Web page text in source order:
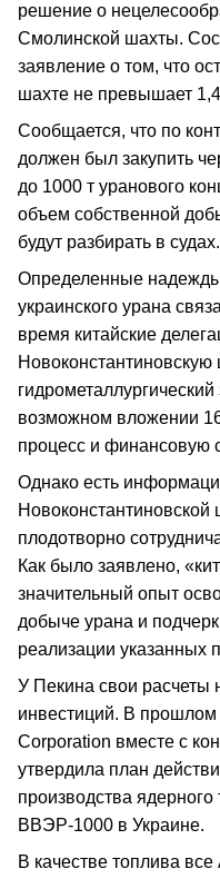
решение о
Смолинской шахты.
заявление о том, что
шахте не превышает
Сообщается, что по
должен был закупить
до 1000 т уранового
объем собственной
будут разбирать в судах.
Определенные
украинского урана
время китайские
Новоконстантиновскую
возможном вложении
процесс и финансовую
Однако есть
Новоконстантиновской
плодотворно
Как было заявлено,
значительный опыт
добыче урана и
реализации указанных
У Пекина свои расчеты
инвестиций. В прошлом
Corporation вместе с
утвердила план
производства
ВВЭР-1000 в Украине.
В качестве топлива